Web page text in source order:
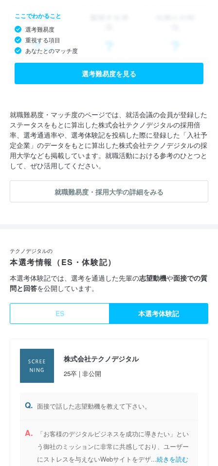
ここでわかること
選考難易度
重視する項目
あなたとのマッチ度
選考難易度を見る
就職難易度・マッチ度のページでは、就活会議の会員が登録した
ステータスをもとに算出した株式会社テクノデジタルの採用倍
率、選考通過率や、選考体験記を投稿した際に登録した「入社予
定企業」のデータをもとに算出した株式会社テクノデジタルの採
用大学なども掲載しています。就職活動における参考のひとつと
して、ぜひ活用してください。
就職難易度・採用大学の詳細をみる
テクノデジタルの
本選考情報（ES・体験記）
本選考体験記では、選考を通過した先輩の志望動機や面接での質
問と回答を公開しています。
ES 本選考体験記
株式会社テクノデジタル
25卒 | 非公開
Q. 面接で話した志望動機を教えて下さい。
A.
「お客様のデジタルビジネスを成功に導きたい」とい
う御社のミッションに非常に共感しており、ユーザー
にストレスを与えないWebサイトをデザ...続きを読む